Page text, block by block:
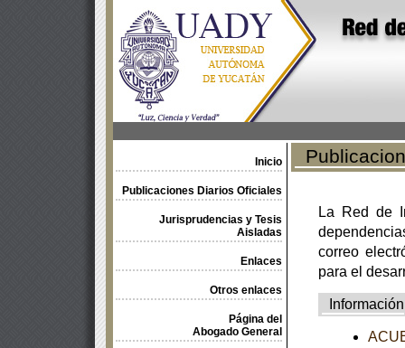
Inicio
Publicaciones Diarios Oficiales
Jurisprudencias y Tesis
Aisladas
Enlaces
Otros enlaces
Página del
Abogado General
La Red de
correo
para el
Información